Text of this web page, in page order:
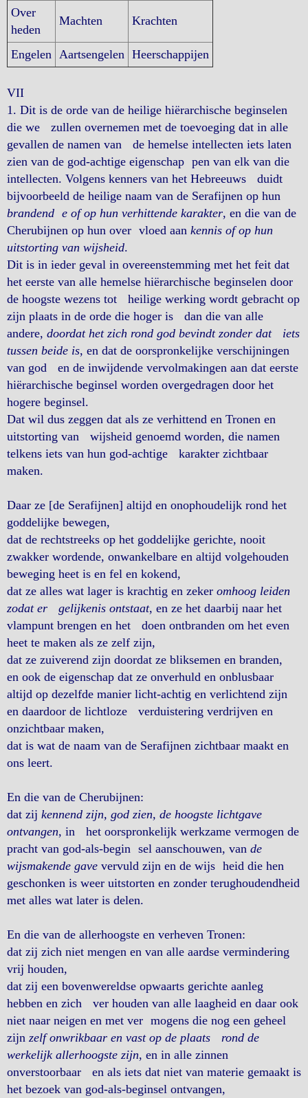
Over
heden
Machten Krachten
Engelen Aartsengelen Heerschappijen
VII
1. Dit is de orde van de heilige hiërarchische beginselen
die we zullen overnemen met de toevoeging dat in alle
gevallen de namen van de hemelse intellecten iets laten
zien van de god-achtige eigenschap pen van elk van die
intellecten. Volgens kenners van het Hebreeuws duidt
bijvoorbeeld de heilige naam van de Serafijnen op hun
brandend e of op hun verhittende karakter, en die van de
Cherubijnen op hun over vloed aan kennis of op hun
uitstorting van wijsheid.
Dit is in ieder geval in overeenstemming met het feit dat
het eerste van alle hemelse hiërarchische beginselen door
de hoogste wezens tot heilige werking wordt gebracht op
zijn plaats in de orde die hoger is dan die van alle
andere, doordat het zich rond god bevindt zonder dat iets
tussen beide is, en dat de oorspronkelijke verschijningen
van god en de inwijdende vervolmakingen aan dat eerste
hiërarchische beginsel worden overgedragen door het
hogere beginsel.
Dat wil dus zeggen dat als ze verhittend en Tronen en
uitstorting van wijsheid genoemd worden, die namen
telkens iets van hun god-achtige karakter zichtbaar
maken.
Daar ze [de Serafijnen] altijd en onophoudelijk rond het
goddelijke bewegen,
dat de rechtstreeks op het goddelijke gerichte, nooit
zwakker wordende, onwankelbare en altijd volgehouden
beweging heet is en fel en kokend,
dat ze alles wat lager is krachtig en zeker omhoog leiden
zodat er gelijkenis ontstaat, en ze het daarbij naar het
vlampunt brengen en het doen ontbranden om het even
heet te maken als ze zelf zijn,
dat ze zuiverend zijn doordat ze bliksemen en branden,
en ook de eigenschap dat ze onverhuld en onblusbaar
altijd op dezelfde manier licht-achtig en verlichtend zijn
en daardoor de lichtloze verduistering verdrijven en
onzichtbaar maken,
dat is wat de naam van de Serafijnen zichtbaar maakt en
ons leert.
En die van de Cherubijnen:
dat zij kennend zijn, god zien, de hoogste lichtgave
ontvangen, in het oorspronkelijk werkzame vermogen de
pracht van god-als-begin sel aanschouwen, van de
wijsmakende gave vervuld zijn en de wijs heid die hen
geschonken is weer uitstorten en zonder terughoudendheid
met alles wat later is delen.
En die van de allerhoogste en verheven Tronen:
dat zij zich niet mengen en van alle aardse vermindering
vrij houden,
dat zij een bovenwereldse opwaarts gerichte aanleg
hebben en zich ver houden van alle laagheid en daar ook
niet naar neigen en met ver mogens die nog een geheel
zijn zelf onwrikbaar en vast op de plaats rond de
werkelijk allerhoogste zijn, en in alle zinnen
onverstoorbaar en als iets dat niet van materie gemaakt is
het bezoek van god-als-beginsel ontvangen,